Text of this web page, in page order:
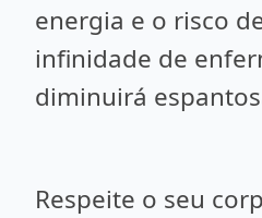
energia e o risco
infinidade de
diminuirá
Respeite o seu